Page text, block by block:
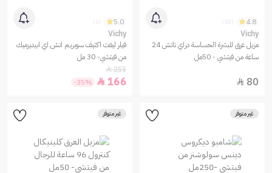
4.8
Vichy
مزيل عرق للبشرة الحساسة دراي تاتش 24
ساعة من فيتشي - 50مل
80

5.0
Vichy
فيلر ليفت اكتيف سوبريم اتش.اي ابيديرميك
من فيتشي- 30 مل
255

166

-35%
غير متوفر غير متوفر